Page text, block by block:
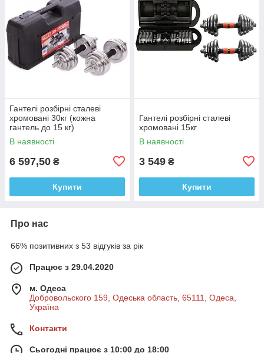
Гантелі розбірні сталеві
хромовані 30кг (кожна
гантель до 15 кг)
В наявності
6 597,50 ₴
Купити
Гантелі розбірні сталеві
хромовані 15кг
В наявності
3 549 ₴
Купити
Про нас
66% позитивних з 53 відгуків за рік
Працює з 29.04.2020
м. Одеса
Добровольского 159, Одеська область, 65111, Одеса,
Україна
Контакти
Сьогодні працює з 10:00 до 18:00